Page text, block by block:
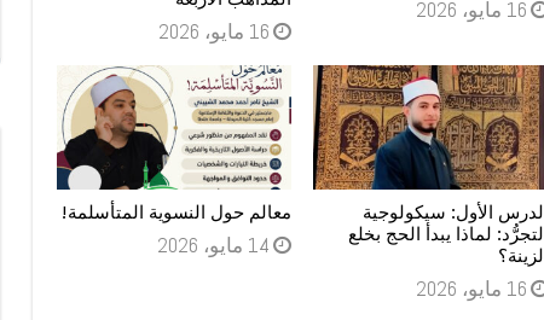
16 مايو، 2026
16 مايو، 2026
الدرس الأول: سيكولوجية
التجرُّد: لماذا يبدأ الحج بخلع
الزينة؟
16 مايو، 2026
معالم حول النسوية المتأسلمة!
14 مايو، 2026